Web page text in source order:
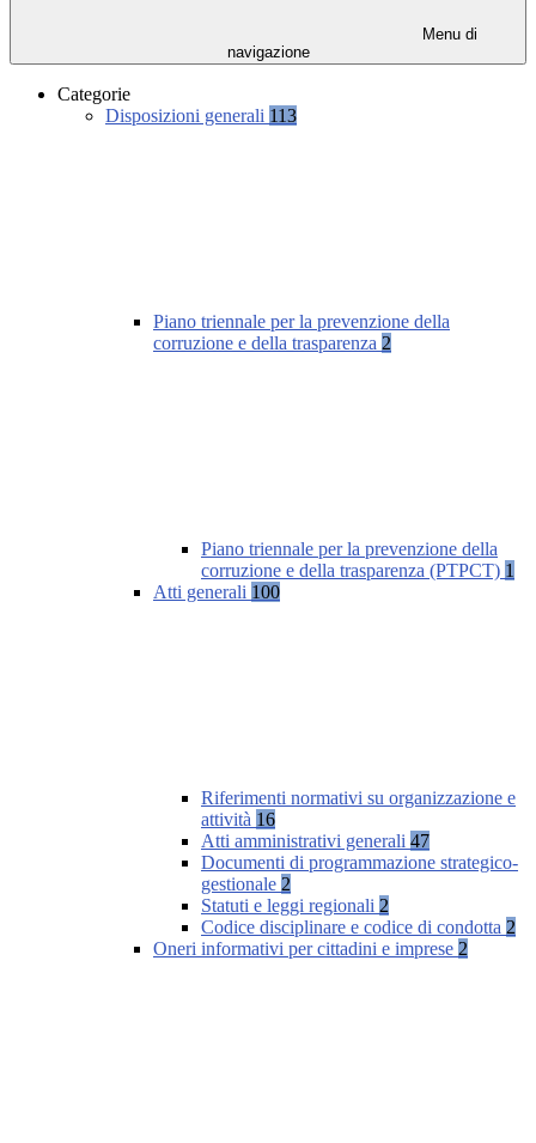
Menu di
navigazione
Categorie
Disposizioni generali 113
Piano triennale per la prevenzione della
corruzione e della trasparenza 2
Piano triennale per la prevenzione della
corruzione e della trasparenza (PTPCT) 1
Atti generali 100
Riferimenti normativi su organizzazione e
attività 16
Atti amministrativi generali 47
Documenti di programmazione strategico-
gestionale 2
Statuti e leggi regionali 2
Codice disciplinare e codice di condotta 2
Oneri informativi per cittadini e imprese 2